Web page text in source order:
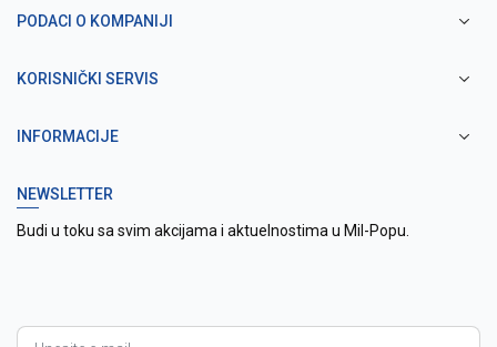
PODACI O KOMPANIJI
KORISNIČKI SERVIS
INFORMACIJE
NEWSLETTER
Budi u toku sa svim akcijama i aktuelnostima u Mil-Popu.